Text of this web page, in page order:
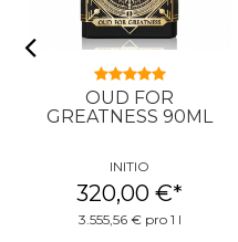
OUD FOR
GREATNESS 90ML
INITIO
320,00 €*
3.555,56 € pro 1 l